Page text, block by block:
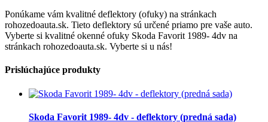
Ponúkame vám kvalitné deflektory (ofuky) na stránkach
rohozedoauta.sk. Tieto deflektory sú určené priamo pre vaše auto.
Vyberte si kvalitné okenné ofuky Skoda Favorit 1989- 4dv na
stránkach rohozedoauta.sk. Vyberte si u nás!
Prislúchajúce produkty
Skoda Favorit 1989- 4dv - deflektory (predná sada)